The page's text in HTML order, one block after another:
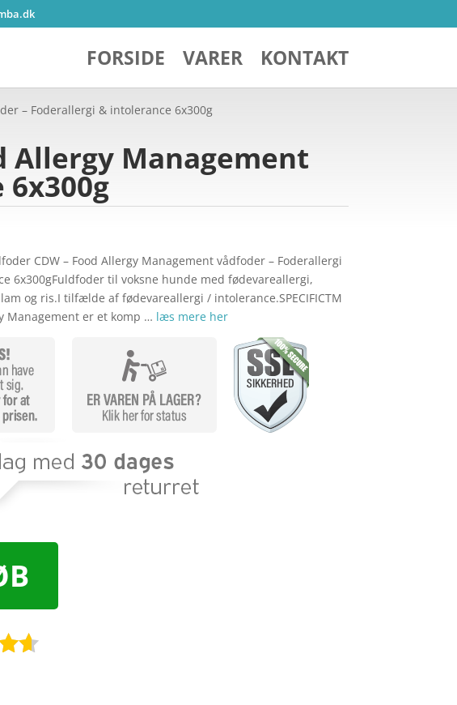
FORSIDE VARER KONTAKT
– Foderallergi & intolerance 6x300g
Allergy Management
CDW – Food Allergy Management vådfoder – Foderallergi
6x300gFuldfoder til voksne hunde med fødevareallergi,
og ris.I tilfælde af fødevareallergi / intolerance.SPECIFICTM
Management er et komp … læs mere her